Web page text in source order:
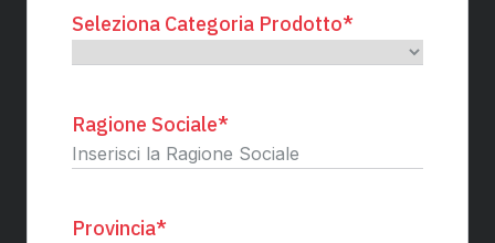
Seleziona Categoria Prodotto*
Ragione Sociale*
Provincia*